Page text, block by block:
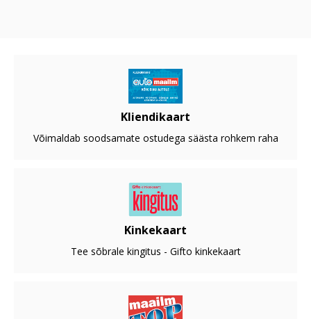
Kliendikaart
Võimaldab soodsamate ostudega säästa rohkem raha
Kinkekaart
Tee sõbrale kingitus - Gifto kinkekaart